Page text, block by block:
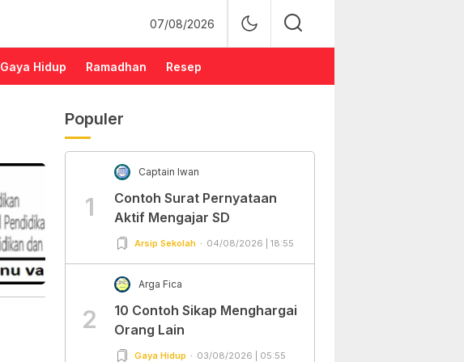
07/08/2026
Gaya Hidup Ramadhan Resep
Populer
1
Captain Iwan
Contoh Surat Pernyataan
Aktif Mengajar SD
Arsip Sekolah 04/08/2026 | 18:55
2
Arga Fica
10 Contoh Sikap Menghargai
Orang Lain
Gaya Hidup 03/08/2026 | 05:55